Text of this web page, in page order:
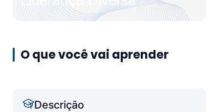
O que você vai aprender
Descrição